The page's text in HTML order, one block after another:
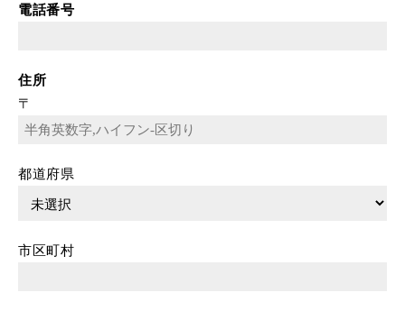
電話番号
住所
〒
都道府県
市区町村